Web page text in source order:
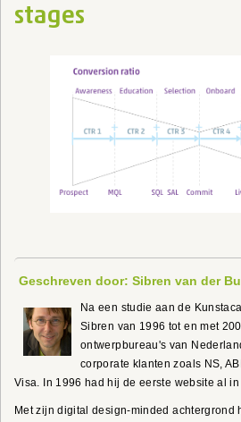
stages
Geschreven door: Sibren van der
Na een studie aan de
Sibren van 1996 tot en met
ontwerpbureau's van
corporate klanten zoals NS,
Visa. In 1996 had hij de eerste website al
Met zijn digital design-minded achtergrond